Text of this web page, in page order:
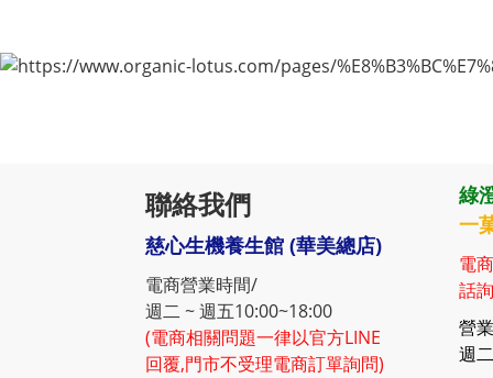
聯絡我們
慈心生機養生館 (華美總店)
電商營業時間/
週二 ~ 週五10:00~18:00
(電商相關問題一律以官方LINE
回覆,門市不受理電商訂單詢問)
綠
一
電
話
營
週